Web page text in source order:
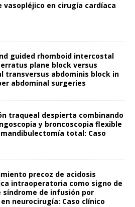
vasopléjico en cirugía cardíaca
guided rhomboid intercostal
plane block versus
transversus abdominis block in
abdominal surgeries
traqueal despierta combinando
y broncoscopia flexible
total: Caso
precoz de acidosis
intraoperatoria como signo de
síndrome de infusión por
neurocirugía: Caso clínico